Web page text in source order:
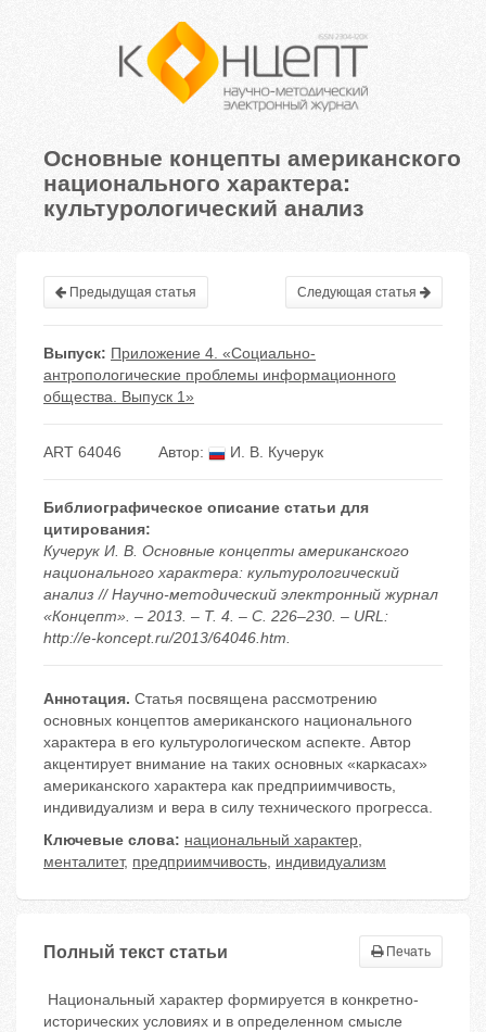
Основные концепты американского
национального характера:
культурологический анализ
Предыдущая статья Следующая статья
Выпуск: Приложение 4. «Социально-
антропологические проблемы информационного
общества. Выпуск 1»
ART 64046 Автор: И. В. Кучерук
Библиографическое описание статьи для
цитирования:
Кучерук И. В. Основные концепты американского
национального характера: культурологический
анализ // Научно-методический электронный журнал
«Концепт». – 2013. – Т. 4. – С. 226–230. – URL:
http://e-koncept.ru/2013/64046.htm.
Аннотация. Статья посвящена рассмотрению
основных концептов американского национального
характера в его культурологическом аспекте. Автор
акцентирует внимание на таких основных «каркасах»
американского характера как предприимчивость,
индивидуализм и вера в силу технического прогресса.
Ключевые слова: национальный характер,
менталитет, предприимчивость, индивидуализм
Полный текст статьи Печать
Национальный характер формируется в конкретно-
исторических условиях и в определенном смысле